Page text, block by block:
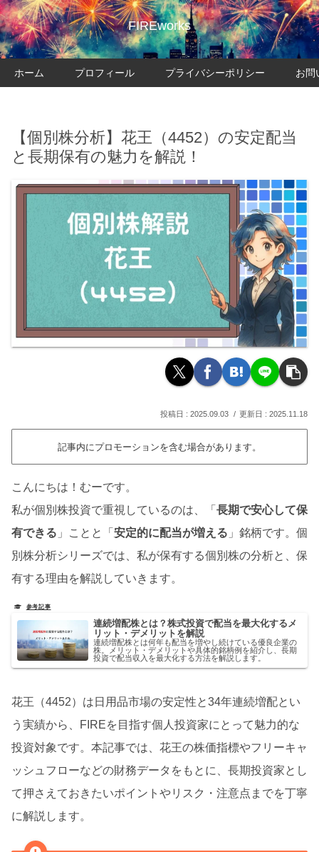
FIREworks
ホーム プロフィール プライバシーポリシー お問
【個別株分析】花王（4452）の安定配当
と長期保有の魅力を解説！
2025.09.03 2025.11.18
記事内にプロモーションを含む場合があります。
こんにちは！むーです。
私が個別株投資で重視しているのは、「 長期で安心して保
有できる 」ことと「 安定的に配当が増える 」銘柄です。個
別株分析シリーズでは、私が保有する個別株の分析と、保
有する理由を解説していきます。
連続増配株とは？株式投資で配当を最大化するメ
リット・デメリットを解説
連続増配株とは何年も配当を増やし続けている優良企業の
株。メリット・デメリットや具体的銘柄例を紹介し、長期
投資で配当収入を最大化する方法を解説します。
花王（4452）は日用品市場の安定性と34年連続増配とい
う実績から、FIREを目指す個人投資家にとって魅力的な
投資対象です。本記事では、花王の株価指標やフリーキャ
ッシュフローなどの財務データをもとに、長期投資家とし
て押さえておきたいポイントやリスク・注意点までを丁寧
に解説します。